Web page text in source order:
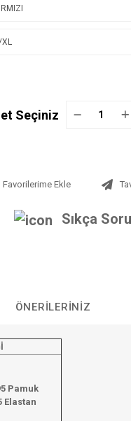
Seçiniz
Sıkça
ÖNERILERINIZ
Pamu k
Elastan